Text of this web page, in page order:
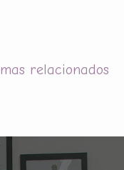
relacionados